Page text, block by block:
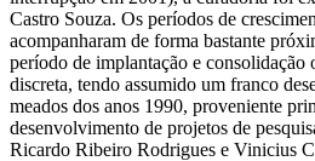
Castro Souza. Os períodos de
acompanharam de forma bastante
período de implantação e consolidação
discreta, tendo assumido um franco
meados dos anos 1990, proveniente
desenvolvimento de projetos de
Ricardo Ribeiro Rodrigues e Vinicius